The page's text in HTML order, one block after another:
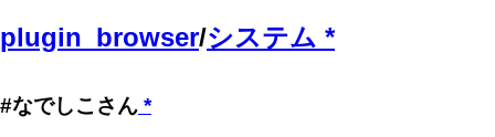
plugin_browser/システム *
#なでしこさん *